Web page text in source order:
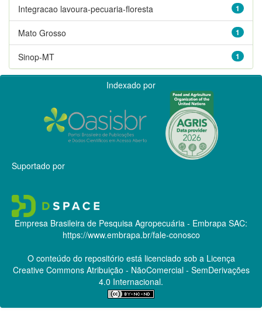
1
Integracao lavoura-pecuaria-floresta
1
Mato Grosso
1
Sinop-MT
Indexado por
Suportado por
Empresa Brasileira de Pesquisa Agropecuária - Embrapa SAC:
https://www.embrapa.br/fale-conosco
O conteúdo do repositório está licenciado sob a Licença
Creative CommonsAtribuição - NãoComercial - SemDerivações
4.0 Internacional.